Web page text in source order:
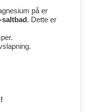
på er
saltbad. Dette er